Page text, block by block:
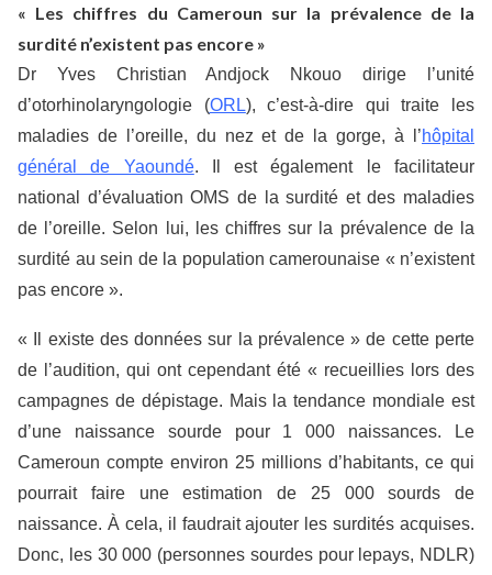
« Les chiffres du Cameroun sur la prévalence de la
surdité n’existent pas encore »
Dr Yves Christian Andjock Nkouo dirige l’unité
d’otorhinolaryngologie (ORL), c’est-à-dire qui traite les
maladies de l’oreille, du nez et de la gorge, à l’hôpital
général de Yaoundé. Il est également le facilitateur
national d’évaluation OMS de la surdité et des maladies
de l’oreille. Selon lui, les chiffres sur la prévalence de la
surdité au sein de la population camerounaise « n’existent
pas encore ».
« Il existe des données sur la prévalence » de cette perte
de l’audition, qui ont cependant été « recueillies lors des
campagnes de dépistage. Mais la tendance mondiale est
d’une naissance sourde pour 1 000 naissances. Le
Cameroun compte environ 25 millions d’habitants, ce qui
pourrait faire une estimation de 25 000 sourds de
naissance. À cela, il faudrait ajouter les surdités acquises.
Donc, les 30 000 (personnes sourdes pour lepays, NDLR)